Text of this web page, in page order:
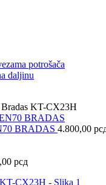
potrošača
daljinu
KT-CX23H
BRADAS 4.800,00
рсд